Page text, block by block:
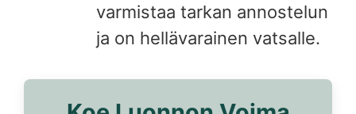
varmistaa tarkan annostelun
ja on hellävarainen vatsalle.